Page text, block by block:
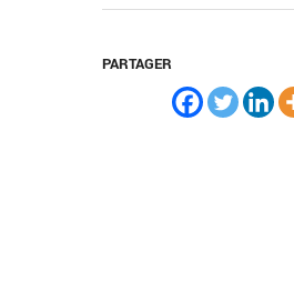
PARTAGER